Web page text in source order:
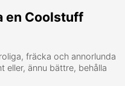
en Coolstuff
fräcka och annorlunda
eller, ännu bättre, behålla